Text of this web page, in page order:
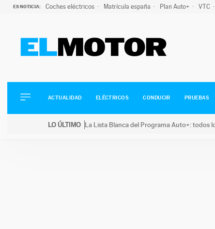
ES NOTICIA: Coches eléctricos Matrícula españa Plan Auto+ VTC
ELÉCTRICOS
CONDUCIR
ACTUALIDAD ELÉCTRICOS CONDUCIR PRUEBAS
LO ÚLTIMO La Lista Blanca del Programa Auto+: todos